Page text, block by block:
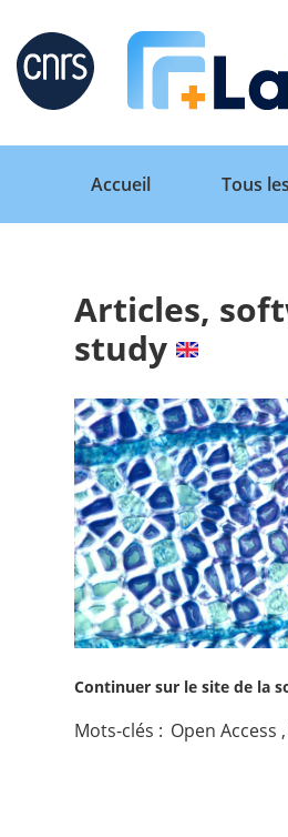
Retour
Accueil
Tous les articles
Qui sommes nous ?
Contact
Nous suivre
Accueil
Tous
Articles,
study
Continuer sur le site de la
Mots-clés : Open Access ,